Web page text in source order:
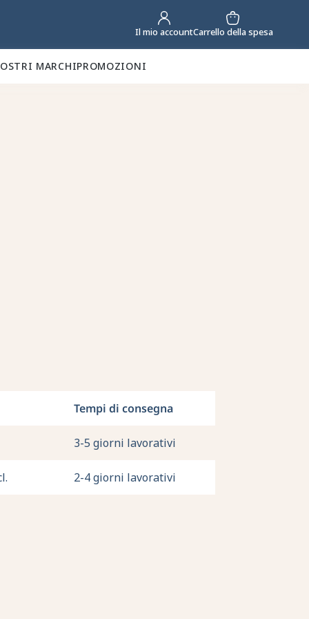
Il mio accountCarrello della spesa
MARCHIPROMOZIONI
Tempi di consegna
3-5 giorni lavorativi
2-4 giorni lavorativi